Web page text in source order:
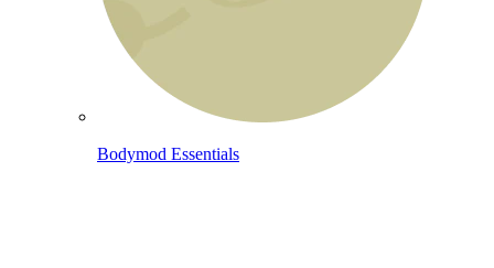
Bodymod Essentials